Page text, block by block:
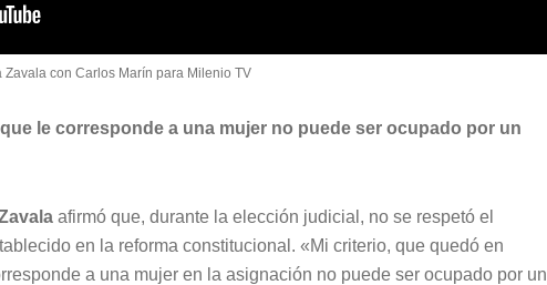
con Carlos Marín para Milenio TV
le corresponde a una mujer no puede ser ocupado por un
afirmó que, durante la elección judicial, no se respetó el
en la reforma constitucional. «Mi criterio, que quedó en
a una mujer en la asignación no puede ser ocupado por un